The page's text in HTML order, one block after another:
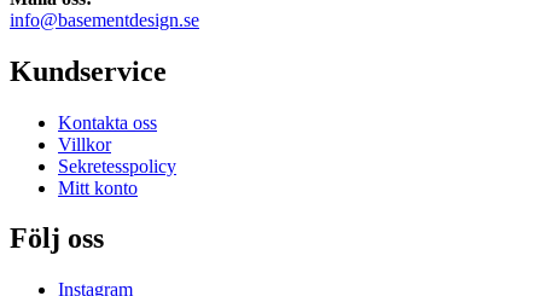
info@basementdesign.se
Kundservice
Kontakta oss
Villkor
Sekretesspolicy
Mitt konto
Följ oss
Instagram